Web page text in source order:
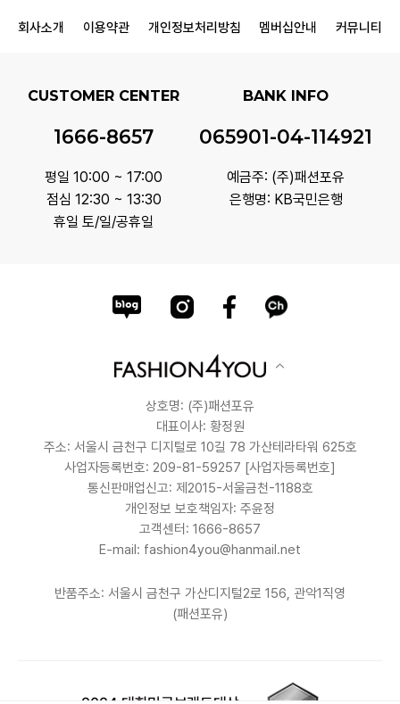
회사소개 이용약관 개인정보처리방침 멤버십안내 커뮤니티
CUSTOMER CENTER
1666-8657
평일 10:00 ~ 17:00
점심 12:30 ~ 13:30
휴일 토/일/공휴일
BANK INFO
065901-04-114921
예금주: (주)패션포유
은행명: KB국민은행
상호명: (주)패션포유
대표이사: 황정원
주소: 서울시 금천구 디지털로 10길 78 가산테라타워 625호
사업자등록번호: 209-81-59257 [사업자등록번호]
통신판매업신고: 제2015-서울금천-1188호
개인정보 보호책임자: 주윤정
고객센터: 1666-8657
E-mail: fashion4you@hanmail.net
반품주소: 서울시 금천구 가산디지털2로 156, 관악1직영
(패션포유)